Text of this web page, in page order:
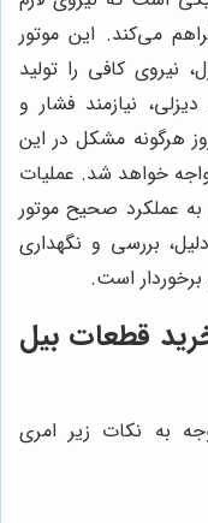
می‌کند. این موتور
نیروی کافی را تولید
نیازمند فشار و
هرگونه مشکل در این
خواهد شد. عملیات
عملکرد صحیح موتور
بررسی و نگهداری
است.
قطعات بیل
به نکات زیر امری